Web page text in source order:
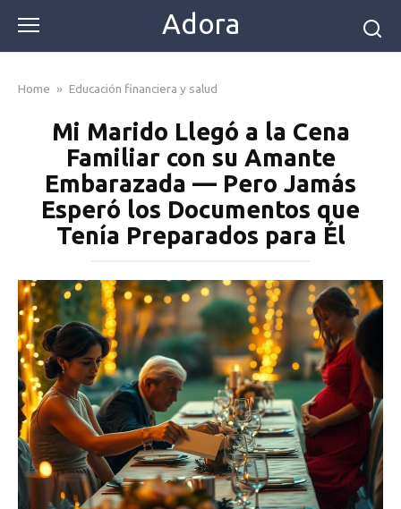
content
Adora
Home » Educación financiera y salud
Mi Marido Llegó a la Cena
Familiar con su Amante
Embarazada — Pero Jamás
Esperó los Documentos que
Tenía Preparados para Él